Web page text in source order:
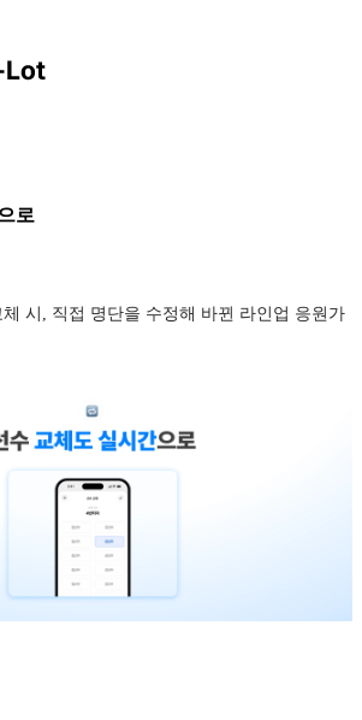
로
시, 직접 명단을 수정해 바뀐 라인업 응원가